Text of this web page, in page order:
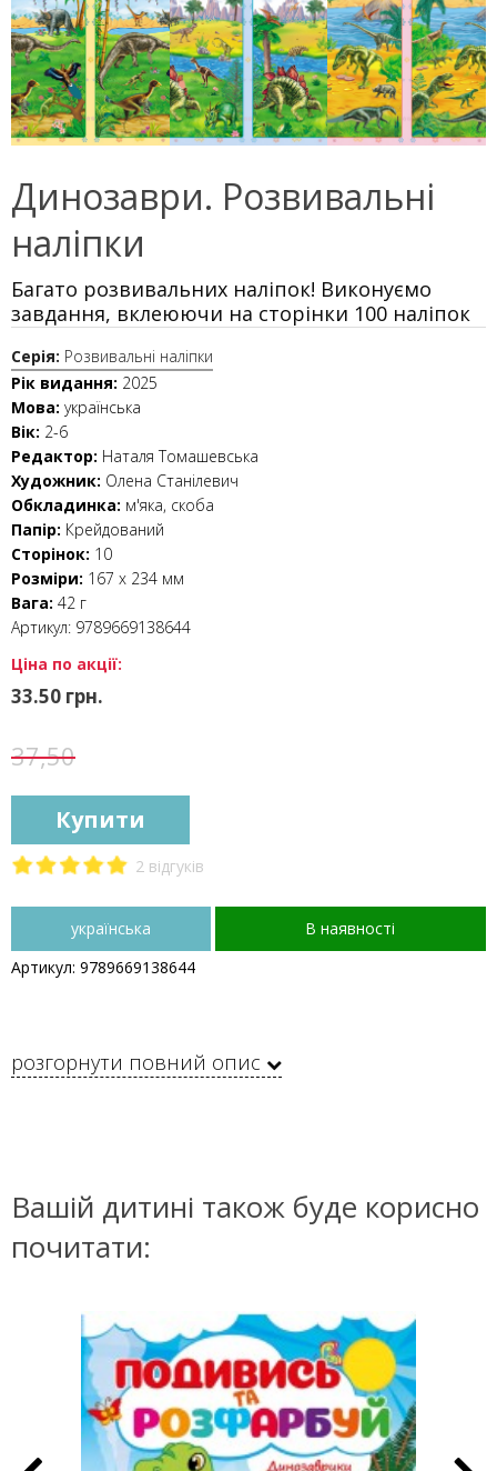
Динозаври. Розвивальні
наліпки
Багато розвивальних наліпок! Виконуємо
завдання, вклеюючи на сторінки 100 наліпок
Серія: Розвивальні наліпки
Рік видання: 2025
Мова: українська
Вік: 2-6
Редактор: Наталя Томашевська
Художник: Олена Станілевич
Обкладинка: м'яка, скоба
Папір: Крейдований
Сторінок: 10
Розміри: 167 х 234 мм
Вага: 42 г
Артикул: 9789669138644
Ціна по акції:
33.50 грн.
37,50
Купити
2 відгуків
українська
В наявності
Артикул: 9789669138644
розгорнути повний опис
Вашій дитині також буде корисно
почитати: